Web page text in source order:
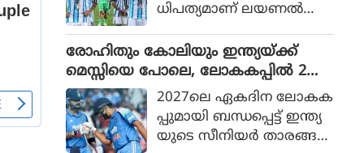
ധിപത്യമാണ് ലയണല്‍
യുടെ മുകളില്‍ സ്‌പെയിന്‍
ചെലുത്തിയത്.
രോഹിതും കോലിയും ഇന്ത്യയ്ക്ക്
മെസ്സിയെ പോലെ, ലോകകപ്പിൽ 2
പേരും കളിക്കണമെന്ന് മുഹമ്മദ്
കൈഫ്
2027ലെ ഏകദിന ലോകക
പ്പുമായി ബന്ധപ്പെട്ട് ഇന്ത്യ
യുടെ സീനിയര്‍ താരങ്ങ